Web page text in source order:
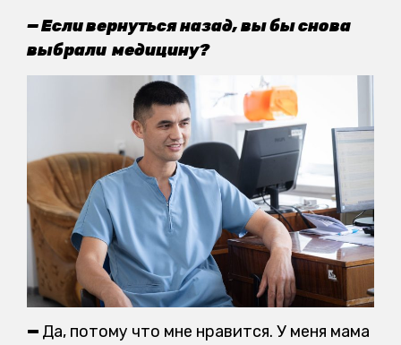
— Если вернуться назад, вы бы снова
выбрали медицину?
— Да, потому что мне нравится. У меня мама